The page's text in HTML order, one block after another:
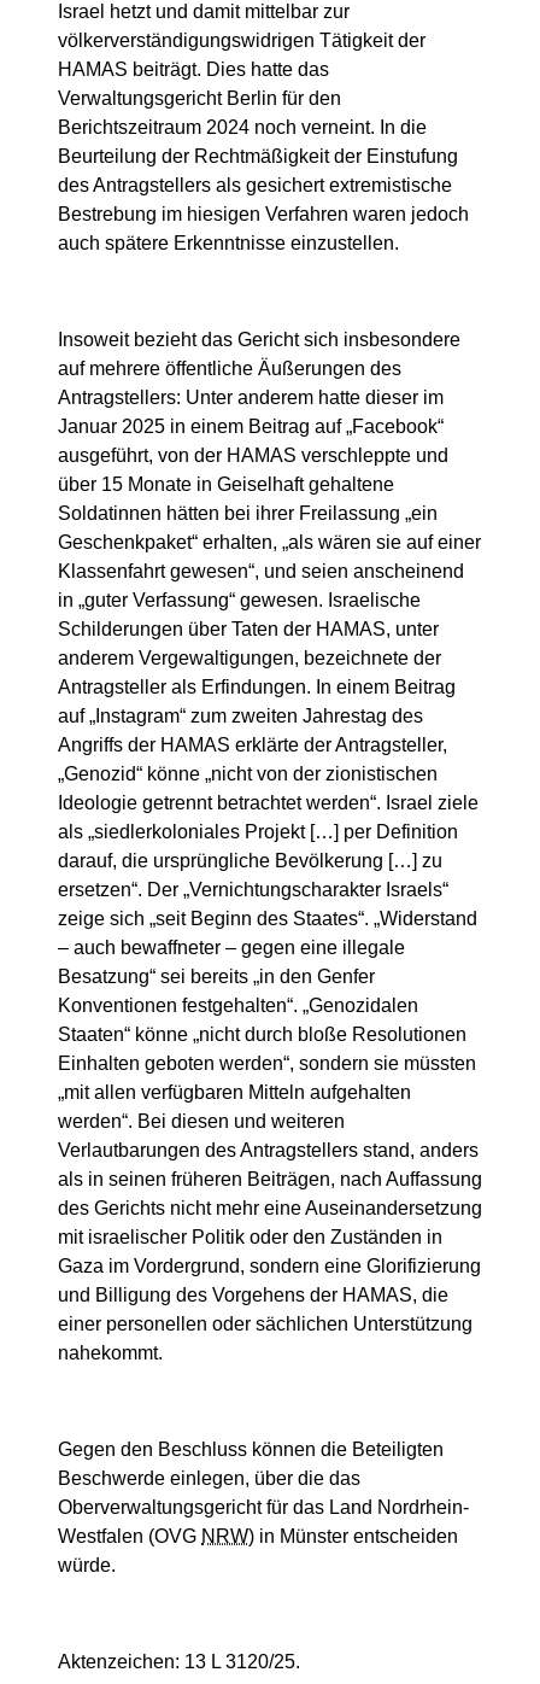
Israel hetzt und damit mittelbar zur
völkerverständigungswidrigen Tätigkeit der
HAMAS beiträgt. Dies hatte das
Verwaltungsgericht Berlin für den
Berichtszeitraum 2024 noch verneint. In die
Beurteilung der Rechtmäßigkeit der Einstufung
des Antragstellers als gesichert extremistische
Bestrebung im hiesigen Verfahren waren jedoch
auch spätere Erkenntnisse einzustellen.
Insoweit bezieht das Gericht sich insbesondere
auf mehrere öffentliche Äußerungen des
Antragstellers: Unter anderem hatte dieser im
Januar 2025 in einem Beitrag auf „Facebook“
ausgeführt, von der HAMAS verschleppte und
über 15 Monate in Geiselhaft gehaltene
Soldatinnen hätten bei ihrer Freilassung „ein
Geschenkpaket“ erhalten, „als wären sie auf einer
Klassenfahrt gewesen“, und seien anscheinend
in „guter Verfassung“ gewesen. Israelische
Schilderungen über Taten der HAMAS, unter
anderem Vergewaltigungen, bezeichnete der
Antragsteller als Erfindungen. In einem Beitrag
auf „Instagram“ zum zweiten Jahrestag des
Angriffs der HAMAS erklärte der Antragsteller,
„Genozid“ könne „nicht von der zionistischen
Ideologie getrennt betrachtet werden“. Israel ziele
als „siedlerkoloniales Projekt […] per Definition
darauf, die ursprüngliche Bevölkerung […] zu
ersetzen“. Der „Vernichtungscharakter Israels“
zeige sich „seit Beginn des Staates“. „Widerstand
– auch bewaffneter – gegen eine illegale
Besatzung“ sei bereits „in den Genfer
Konventionen festgehalten“. „Genozidalen
Staaten“ könne „nicht durch bloße Resolutionen
Einhalten geboten werden“, sondern sie müssten
„mit allen verfügbaren Mitteln aufgehalten
werden“. Bei diesen und weiteren
Verlautbarungen des Antragstellers stand, anders
als in seinen früheren Beiträgen, nach Auffassung
des Gerichts nicht mehr eine Auseinandersetzung
mit israelischer Politik oder den Zuständen in
Gaza im Vordergrund, sondern eine Glorifizierung
und Billigung des Vorgehens der HAMAS, die
einer personellen oder sächlichen Unterstützung
nahekommt.
Gegen den Beschluss können die Beteiligten
Beschwerde einlegen, über die das
Oberverwaltungsgericht für das Land Nordrhein-
Westfalen (OVG NRW) in Münster entscheiden
würde.
Aktenzeichen: 13 L 3120/25.